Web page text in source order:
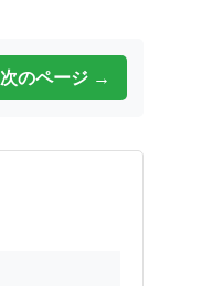
次のページ →